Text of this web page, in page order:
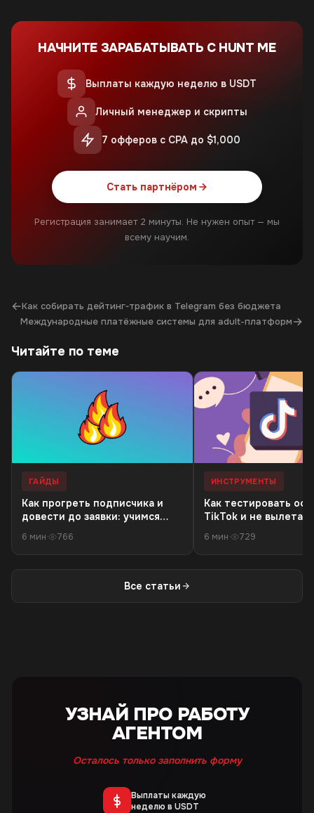
НАЧНИТЕ ЗАРАБАТЫВАТЬ С HUNT ME
Выплаты каждую неделю в USDT
Личный менеджер и скрипты
7 офферов с CPA до $1,000
Стать партнёром
Регистрация занимает 2 минуты. Не нужен опыт — мы
всему научим.
←Как собирать дейтинг‑трафик в Telegram без бюджета
Международные платёжные системы для adult-платформ→
Читайте по теме
ГАЙДЫ
Как прогреть подписчика и
довести до заявки: учимся
6 мин· 766
ИНСТРУМЕНТЫ
Как тестировать
TikTok и не
6 мин· 729
Все статьи
УЗНАЙ ПРО РАБОТУ
АГЕНТОМ
Осталось только заполнить форму
Выплаты каждую
неделю в USDT